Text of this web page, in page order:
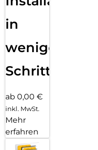
in
wenigen
Schritten
ab 0,00 €
inkl. MwSt.
Mehr
erfahren